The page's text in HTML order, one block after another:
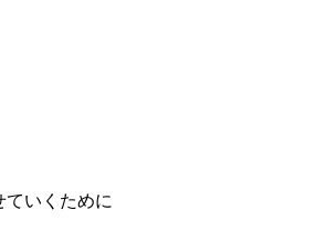
いくために